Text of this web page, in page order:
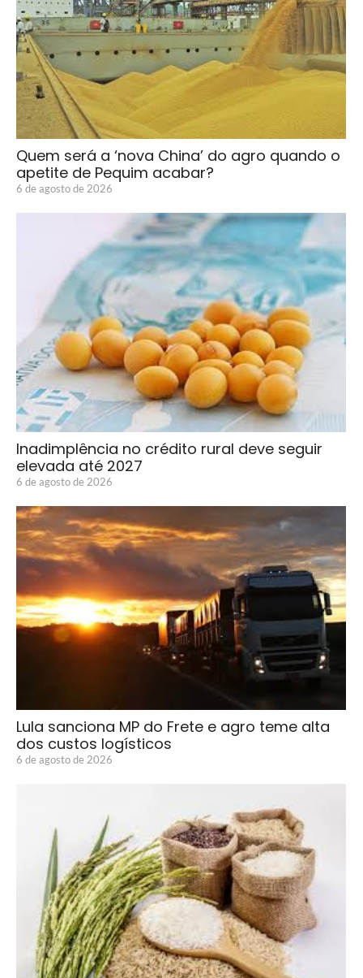
Quem será a ‘nova China’ do agro quando o
apetite de Pequim acabar?
6 de agosto de 2026
Inadimplência no crédito rural deve seguir
elevada até 2027
6 de agosto de 2026
Lula sanciona MP do Frete e agro teme alta
dos custos logísticos
6 de agosto de 2026